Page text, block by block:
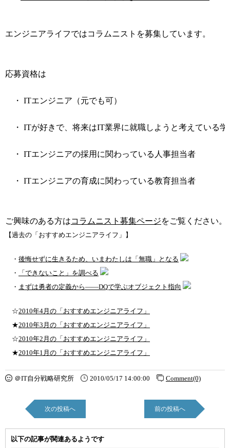
エンジニアライフではコラムニストを募集しています。
応募資格は
・ ITエンジニア（元でも可）
・ ITが好きで、将来はIT業界に就職しようと考えている学
・ ITエンジニアの採用に関わっている人事担当者
・ ITエンジニアの育成に関わっている教育担当者
ご興味のある方はコラムニスト募集ページをご覧ください。
【過去の「おすすめエンジニアライフ」】
・ 後悔せずに生きるため、いまわたしは「無職」となる
・
「できないこと」を調べる
・ まずは勇者の定義から――DQで学ぶオブジェクト指向
☆2010年4月の「おすすめエンジニアライフ」
★2010年3月の「おすすめエンジニアライフ」
☆2010年2月の「おすすめエンジニアライフ」
★2010年1月の「おすすめエンジニアライフ」
＠IT自分戦略研究所 2010/05/17 14:00:00 Comment(0)
次の投稿へ 前の投稿へ
以下の記事が関連あるようです